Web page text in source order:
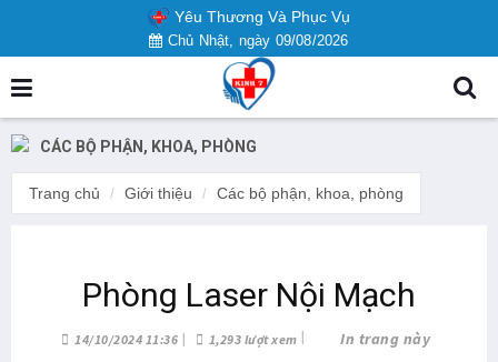
Yêu Thương Và Phục Vụ
Chủ Nhật, ngày 09/08/2026
CÁC BỘ PHẬN, KHOA, PHÒNG
Trang chủ Giới thiệu Các bộ phận, khoa, phòng
Phòng Laser Nội Mạch
14/10/2024 11:36 1,293 lượt xem In trang này